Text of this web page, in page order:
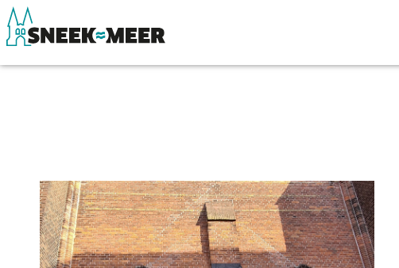
Sneek besuchen
Highlights
Sehenswürdigkeiten
Wassersport
Übernachten
Einkaufen